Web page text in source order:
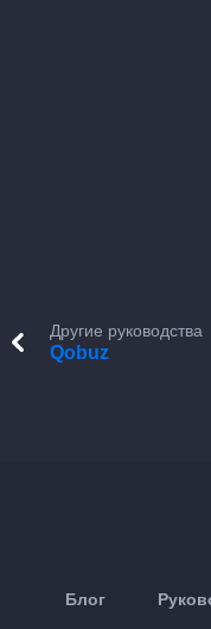
Другие руководства
Qobuz
Блог